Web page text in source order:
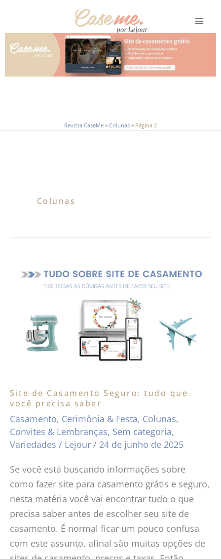
conteúdo
Revista CaseMe » Colunas » Página 2
Colunas
Site de Casamento Seguro: tudo que
você precisa saber
Casamento, Cerimônia & Festa, Colunas,
Convites & Lembranças, Sem categoria,
Variedades / Lejour / 24 de junho de 2025
Se você está buscando informações sobre
como fazer site para casamento grátis e seguro,
nesta matéria você vai encontrar tudo o que
precisa saber antes de escolher seu site de
casamento. É normal ficar um pouco confusa
com este assunto, afinal são muitas opções de